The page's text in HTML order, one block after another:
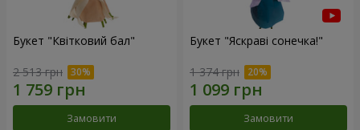
Букет "Квітковий бал"
2 513 грн
Замовити
Букет "Яскраві сонечка!"
1 374 грн
Замовити